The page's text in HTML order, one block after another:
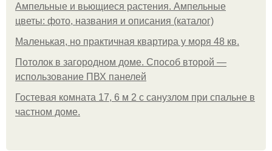
Ампельные и вьющиеся растения. Ампельные
цветы: фото, названия и описания (каталог)
Маленькая, но практичная квартира у моря 48 кв.
Потолок в загородном доме. Способ второй —
использование ПВХ панелей
Гостевая комната 17, 6 м 2 с санузлом при спальне в
частном доме.